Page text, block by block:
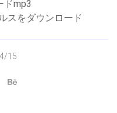
ドmp3
スをダウンロード
15